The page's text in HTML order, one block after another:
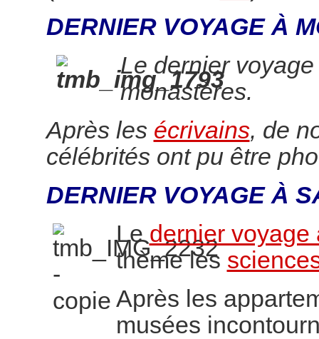
DERNIER VOYAGE À
Le dernier
monastères.
Après les écrivains, de
célébrités ont pu être
DERNIER VOYAGE À
Ledernier voyage
thème les
Après les
musées